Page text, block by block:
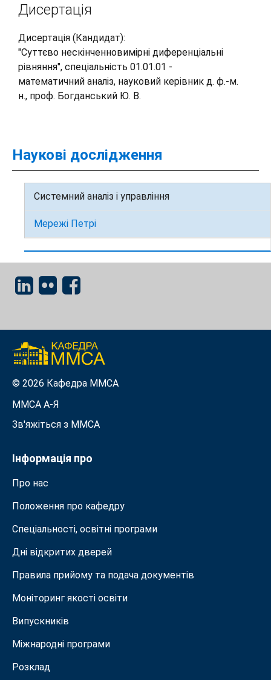
Дисертація
Дисертація (Кандидат):
"Суттєво нескінченновимірні диференціальні
рівняння", спеціальність 01.01.01 -
математичний аналіз, науковий керівник д. ф.-м.
н., проф. Богданський Ю. В.
Наукові дослідження
Системний аналіз і управління
Мережі Петрі
© 2026 Кафедра ММСА
ММСА A-Я
Зв'яжіться з MMСА
Інформація про
Про нас
Положення про кафедру
Спеціальності, освітні програми
Дні відкритих дверей
Правила прийому та подача документiв
Моніторинг якості освіти
Випускників
Міжнародні програми
Розклад